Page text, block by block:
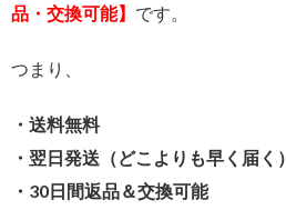
品・交換可能】 です。
つまり、
・送料無料
・翌日発送（どこよりも早く届く）
・30日間返品＆交換可能